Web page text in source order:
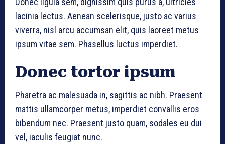
lacinia lectus. Aenean scelerisque, justo ac varius
viverra, nisl arcu accumsan elit, quis laoreet metus
ipsum vitae sem. Phasellus luctus imperdiet.
Donec tortor ipsum
Pharetra ac malesuada in, sagittis ac nibh. Praesent
mattis ullamcorper metus, imperdiet convallis eros
bibendum nec. Praesent justo quam, sodales eu dui
vel, iaculis feugiat nunc.